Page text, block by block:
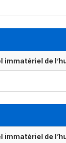
de
de